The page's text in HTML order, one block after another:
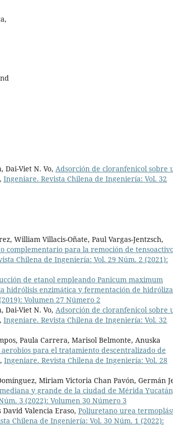
Dai-Viet N. Vo, Adsorción de cloranfenicol sobre
, Ingeniare. Revista Chilena de Ingeniería: Vol. 32
William Villacis-Oñate, Paul Vargas-Jentzsch,
complementario para la remoción de
Chilena de Ingeniería: Vol. 29 Núm. 2 (2021):
de etanol empleando Panicum maximum
hidrólisis enzimática y fermentación de
Volumen 27 Número 2
Dai-Viet N. Vo, Adsorción de cloranfenicol sobre
, Ingeniare. Revista Chilena de Ingeniería: Vol. 32
Paula Carrera, Marisol Belmonte, Anuska
para el tratamiento descentralizado de
, Ingeniare. Revista Chilena de Ingeniería: Vol. 28
Miriam Victoria Chan Pavón, Germán
y grande de la ciudad de Mérida
3 (2022): Volumen 30 Número 3
Valencia Eraso, Poliuretano urea
Chilena de Ingeniería: Vol. 30 Núm. 1 (2022):